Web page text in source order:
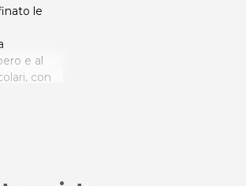
le
e al
con
Un